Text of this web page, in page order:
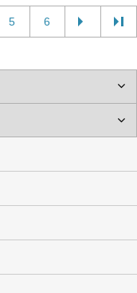
5 6
画